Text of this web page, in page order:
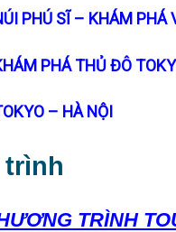
PHÚ SĨ – KHÁM PHÁ
PHÁ THỦ ĐÔ
– HÀ NỘI
trình
TRÌNH